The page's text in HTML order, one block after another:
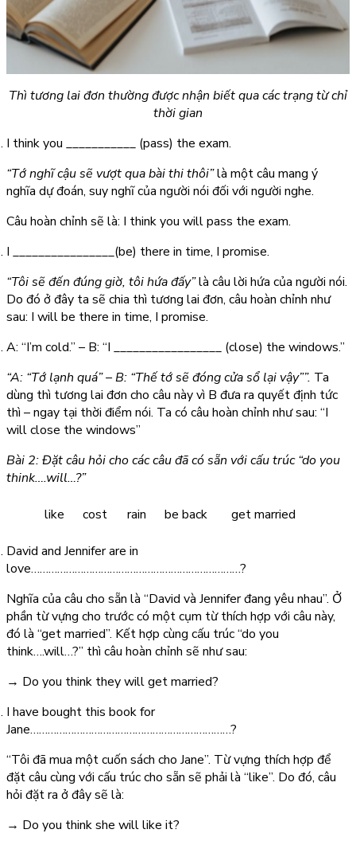
Thì tương lai đơn thường được nhận biết qua các trạng từ chỉ
thời gian
I think you ___________ (pass) the exam.
“Tớ nghĩ cậu sẽ vượt qua bài thi thôi”là một câu mang ý
nghĩa dự đoán, suy nghĩ của người nói đối với người nghe.
Câu hoàn chỉnh sẽ là: I think you will pass the exam.
I ________________(be) there in time, I promise.
“Tôi sẽ đến đúng giờ, tôi hứa đấy”là câu lời hứa của người nói.
Do đó ở đây ta sẽ chia thì tương lai đơn, câu hoàn chỉnh như
sau: I will be there in time, I promise.
A: “I’m cold.” – B: “I _________________ (close) the windows.”
“A: “Tớ lạnh quá” – B: “Thế tớ sẽ đóng cửa sổ lại vậy””. Ta
dùng thì tương lai đơn cho câu này vì B đưa ra quyết định tức
thì – ngay tại thời điểm nói. Ta có câu hoàn chỉnh như sau: “I
will close the windows”
Bài 2: Đặt câu hỏi cho các câu đã có sẵn với cấu trúc “do you
think….will…?”
like cost rain be back get married
David and Jennifer are in
love………………………………………………………………?
Nghĩa của câu cho sẵn là “David và Jennifer đang yêu nhau”. Ở
phần từ vựng cho trước có một cụm từ thích hợp với câu này,
đó là “get married”. Kết hợp cùng cấu trúc “do you
think….will…?” thì câu hoàn chỉnh sẽ như sau:
→ Do you think they will get married?
I have bought this book for
Jane……………………………………………………………?
“Tôi đã mua một cuốn sách cho Jane”. Từ vựng thích hợp để
đặt câu cùng với cấu trúc cho sẵn sẽ phải là “like”. Do đó, câu
hỏi đặt ra ở đây sẽ là:
→ Do you think she will like it?